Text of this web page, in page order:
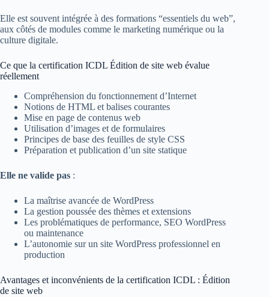
Elle est souvent intégrée à des formations “essentiels du web”,
aux côtés de modules comme le marketing numérique ou la
culture digitale.
Ce que la certification ICDL Édition de site web évalue
réellement
Compréhension du fonctionnement d’Internet
Notions de HTML et balises courantes
Mise en page de contenus web
Utilisation d’images et de formulaires
Principes de base des feuilles de style CSS
Préparation et publication d’un site statique
Elle ne valide pas :
La maîtrise avancée de WordPress
La gestion poussée des thèmes et extensions
Les problématiques de performance, SEO WordPress
ou maintenance
L’autonomie sur un site WordPress professionnel en
production
Avantages et inconvénients de la certification ICDL : Édition
de site web